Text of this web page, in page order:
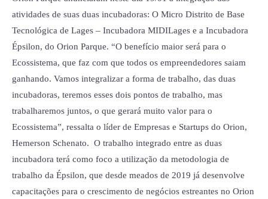
atividades de suas duas incubadoras: O Micro Distrito de Base
Tecnológica de Lages – Incubadora MIDILages e a Incubadora
Épsilon, do Orion Parque. “O benefício maior será para o
Ecossistema, que faz com que todos os empreendedores saiam
ganhando. Vamos integralizar a forma de trabalho, das duas
incubadoras, teremos esses dois pontos de trabalho, mas
trabalharemos juntos, o que gerará muito valor para o
Ecossistema”, ressalta o líder de Empresas e Startups do Orion,
Hemerson Schenato. O trabalho integrado entre as duas
incubadora terá como foco a utilização da metodologia de
trabalho da Épsilon, que desde meados de 2019 já desenvolve
capacitações para o crescimento de negócios estreantes no Orion